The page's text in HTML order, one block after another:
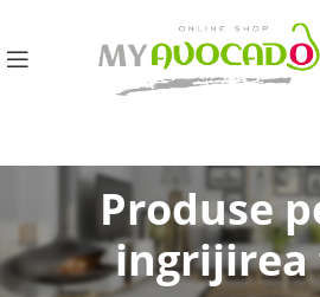
Produse
ingrijirea